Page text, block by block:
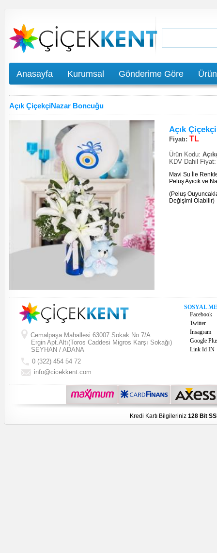
Anasayfa Kurumsal Gönderime Göre
Açık ÇiçekçiNazar Boncuğu
Açık
Fiyatı: TL
Ürün Kodu:
KDV Dahil
Mavi Su İle
Peluş Ayıcık ve
(Peluş
Değişimi Olabilir)
Cemalpaşa Mahallesi 63007 Sokak No 7/A
Ergin Apt.Altı(Toros Caddesi Migros Karşı Sokağı)
SEYHAN / ADANA
0 (322) 454 54 72
info@cicekkent.com
SOSYAL
Facebook
Twitter
Insagram
Google
Link Id IN
Kredi Kartı Bilgileriniz 128 Bit